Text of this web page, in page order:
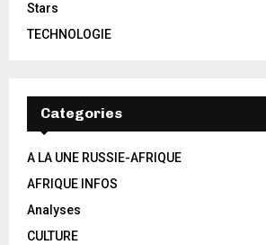
Stars
TECHNOLOGIE
Categories
A LA UNE RUSSIE-AFRIQUE
AFRIQUE INFOS
Analyses
CULTURE